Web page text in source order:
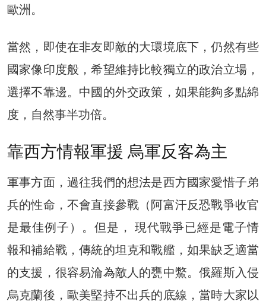
歐洲。
當然，即使在非友即敵的大環境底下，仍然有些
國家像印度般，希望維持比較獨立的政治立場，
選擇不靠邊。中國的外交政策，如果能夠多點綿
度，自然事半功倍。
靠西方情報軍援 烏軍反客為主
軍事方面，過往我們的想法是西方國家愛惜子弟
兵的性命，不會直接參戰（阿富汗反恐戰爭收官
是最佳例子）。但是， 現代戰爭已經是電子情
報和補給戰，傳統的坦克和戰艦，如果缺乏適當
的支援，很容易淪為敵人的甕中鱉。俄羅斯入侵
烏克蘭後，歐美堅持不出兵的底線，當時大家以